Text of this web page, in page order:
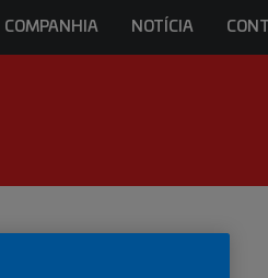
COMPANHIA NOTÍCIA